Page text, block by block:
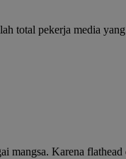
total pekerja media
mangsa. Karena